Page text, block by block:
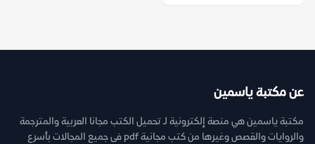
عن مكتبة ياسمين
مكتبة ياسمين هي منصة إلكترونية لـ تحميل الكتب مجانا العربية والمترجمة
والروايات والقصص وغيرها من كتب مجانية pdf فى جميع المجالات بأسرع